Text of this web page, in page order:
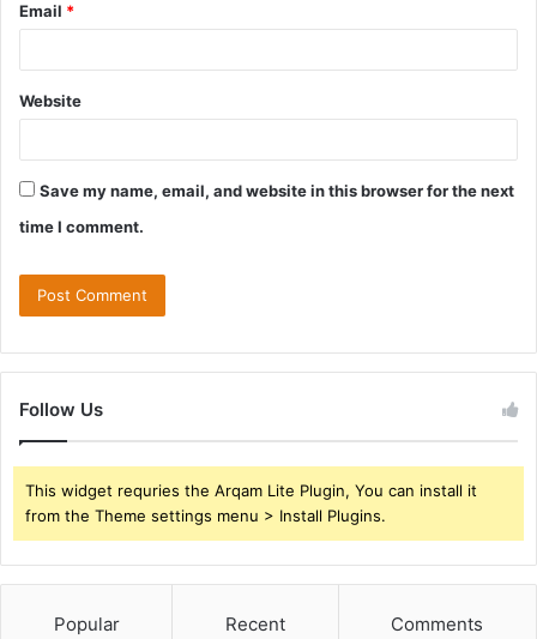
Email *
Website
Save my name, email, and website in this browser for the next
time I comment.
Follow Us
This widget requries the Arqam Lite Plugin, You can install it
from the Theme settings menu > Install Plugins.
Popular Recent Comments